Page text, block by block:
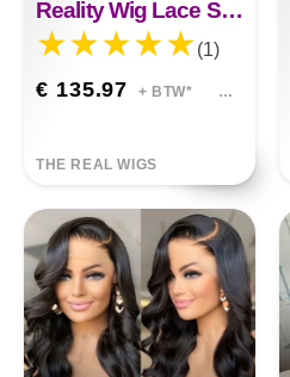
Reality Wig Lace Straight Body Wave-pruiken Van Echt Haar
(1)
€ 135.97 + BTW*
THE REAL WIGS